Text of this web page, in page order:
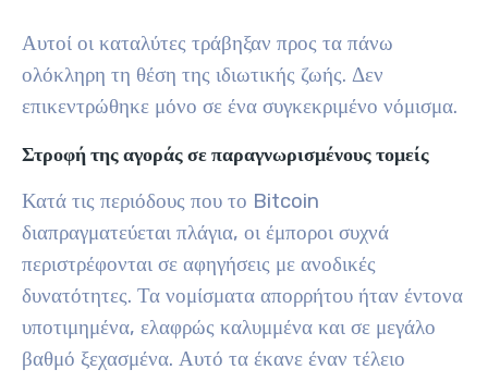
Αυτοί οι καταλύτες τράβηξαν προς τα πάνω
ολόκληρη τη θέση της ιδιωτικής ζωής. Δεν
επικεντρώθηκε μόνο σε ένα συγκεκριμένο νόμισμα.
Στροφή της αγοράς σε παραγνωρισμένους τομείς
Κατά τις περιόδους που το Bitcoin
διαπραγματεύεται πλάγια, οι έμποροι συχνά
περιστρέφονται σε αφηγήσεις με ανοδικές
δυνατότητες. Τα νομίσματα απορρήτου ήταν έντονα
υποτιμημένα, ελαφρώς καλυμμένα και σε μεγάλο
βαθμό ξεχασμένα. Αυτό τα έκανε έναν τέλειο